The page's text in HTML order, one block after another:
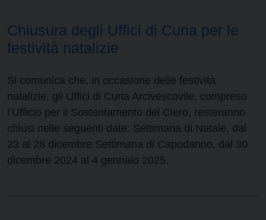
Chiusura degli Uffici di Curia per le
festività natalizie
Si comunica che, in occasione delle festività
natalizie, gli Uffici di Curia Arcivescovile, compreso
l’Ufficio per il Sostentamento del Clero, resteranno
chiusi nelle seguenti date: Settimana di Natale, dal
23 al 28 dicembre Settimana di Capodanno, dal 30
dicembre 2024 al 4 gennaio 2025.